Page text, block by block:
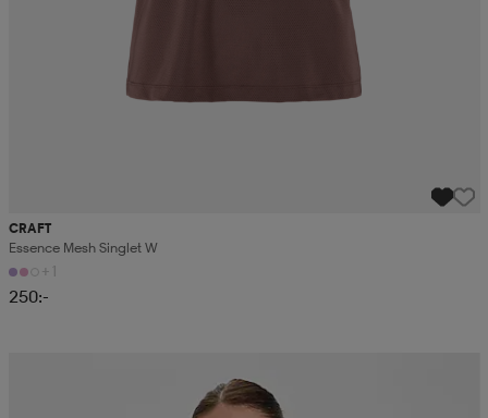
CRAFT
Essence Mesh Singlet W
+1
250:-